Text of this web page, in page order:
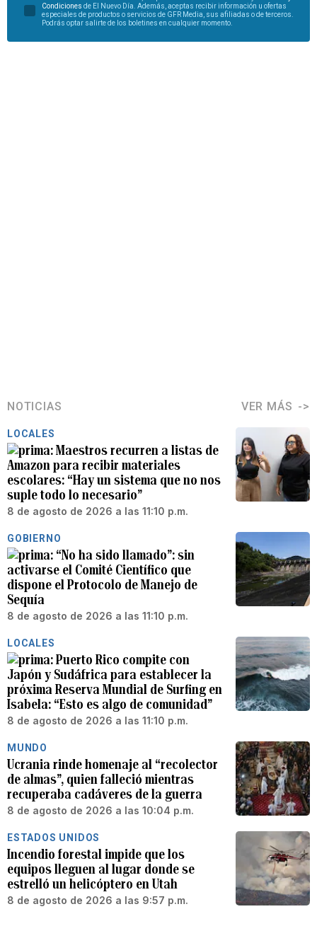
Condiciones de El Nuevo Día. Además, aceptas recibir información u ofertas
especiales de productos o servicios de GFR Media, sus afiliadas o de terceros.
Podrás optar salirte de los boletines en cualquier momento.
NOTICIAS VER MÁS
LOCALES
Maestros recurren a listas de
Amazon para recibir materiales
escolares: “Hay un sistema que no nos
suple todo lo necesario”
8 de agosto de 2026 a las 11:10 p.m.
GOBIERNO
“No ha sido llamado”: sin
activarse el Comité Científico que
dispone el Protocolo de Manejo de
Sequía
8 de agosto de 2026 a las 11:10 p.m.
LOCALES
Puerto Rico compite con
Japón y Sudáfrica para establecer la
próxima Reserva Mundial de Surfing en
Isabela: “Esto es algo de comunidad”
8 de agosto de 2026 a las 11:10 p.m.
MUNDO
Ucrania rinde homenaje al “recolector
de almas”, quien falleció mientras
recuperaba cadáveres de la guerra
8 de agosto de 2026 a las 10:04 p.m.
ESTADOS UNIDOS
Incendio forestal impide que los
equipos lleguen al lugar donde se
estrelló un helicóptero en Utah
8 de agosto de 2026 a las 9:57 p.m.